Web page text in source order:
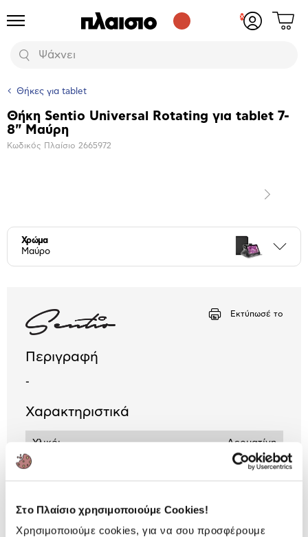
Στο Πλαίσιο χρησιμοποιούμε Cookies!
Χρησιμοποιούμε cookies, για να σου προσφέρουμε
Προϊόντα
Αναζήτηση
Δες
Θήκες για tablet
Βασικά
χαρακτηριστικά
Θήκη Sentio Universal Rotating για tablet 7-
8" Μαύρη
Κωδικός Πλαίσιο 2665972
Επόμενο
Χρώμα
Μαύρο
Εκτύπωσέ το
Περιγραφή
-
Χαρακτηριστικά
Υλικό: Δερματίνη
Αναλυτική παρουσίαση